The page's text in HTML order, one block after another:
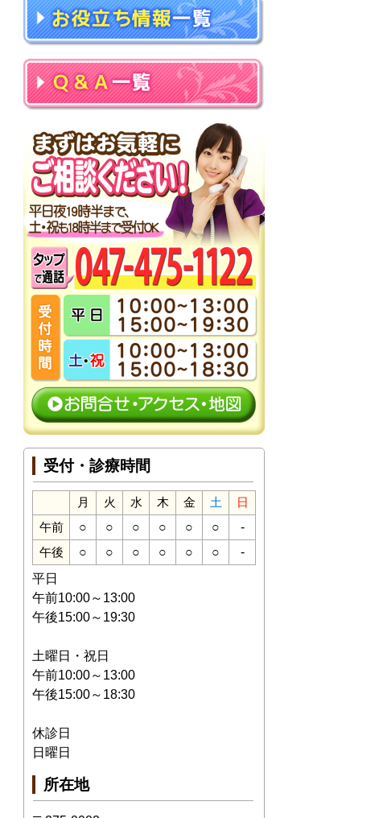
受付・診療時間
月 火 水 木 金 土
日
午前
○ ○ ○ ○ ○ ○ -
午後 ○ ○ ○ ○ ○ ○
-
平日
午前10:00～13:00
午後15:00～19:30
土曜日・祝日
午前10:00～13:00
午後15:00～18:30
休診日
日曜日
所在地